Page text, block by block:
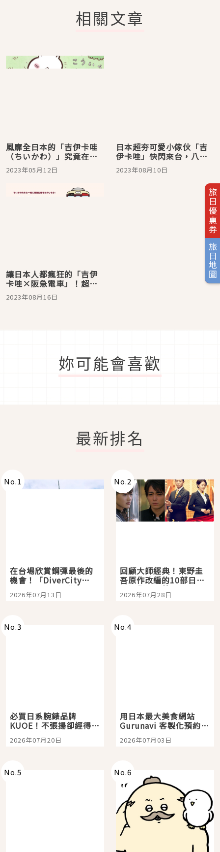
旅日優惠券
旅日地圖
相關文章
風靡全日本的「吉伊卡哇
（ちいかわ）」究竟在紅
什麼？超人氣療癒角色魅
力大解析
2023年05月12日
日本超夯可愛小傢伙「吉
伊卡哇」快閃來台，八月
HANDS京站店登場
2023年08月10日
讓日本人都瘋狂的「吉伊
卡哇×阪急電車」！超可
愛的電車與周邊不收嗎？
2023年08月16日
妳可能會喜歡
最新排名
No.1
在台場欣賞鋼彈最後的
機會！「DiverCity
Tokyo Plaza」搭船、
購物、美食及夜景，一
2026年07月13日
No.2
回顧大師經典！東野圭
吾原作改編的10部日本
影視作品推薦
2026年07月28日
No.3
必買日系腕錶品牌
KUOE！不張揚卻經得起
時間洗鍊的經典之作五
選
2026年07月20日
No.4
用日本最大美食網站
Gurunavi 客製化預約九
大都市餐廳，打造專屬
美食體驗！
2026年07月03日
No.5 No.6